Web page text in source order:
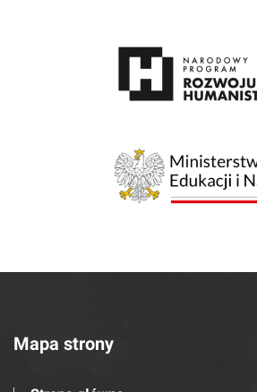
Mapa strony